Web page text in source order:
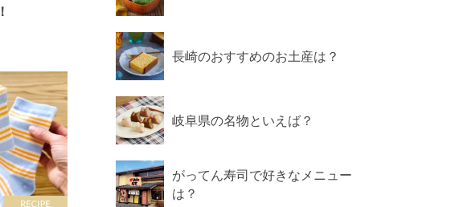
長崎のおすすめのお土産は？
岐阜県の名物といえば？
がってん寿司で好きなメニュー
は？